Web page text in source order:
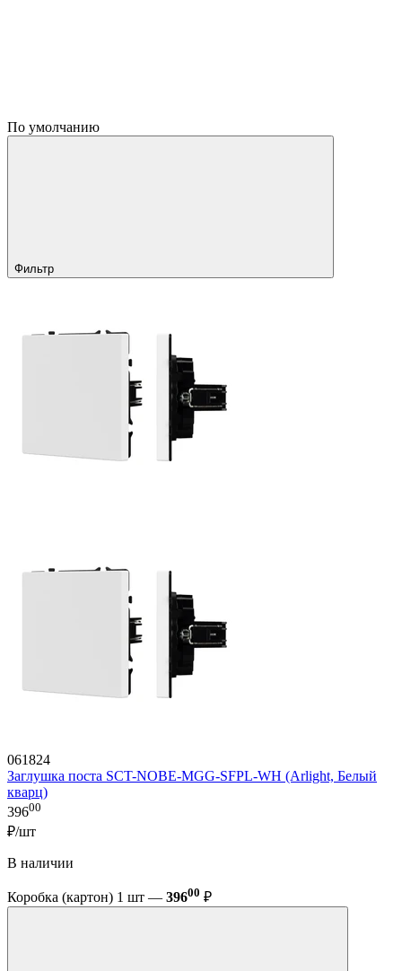
По умолчанию
Фильтр
061824
Заглушка поста SCT-NOBE-MGG-SFPL-WH (Arlight, Белый
кварц)
39600
₽/шт
В наличии
Коробка (картон) 1 шт — 39600 ₽